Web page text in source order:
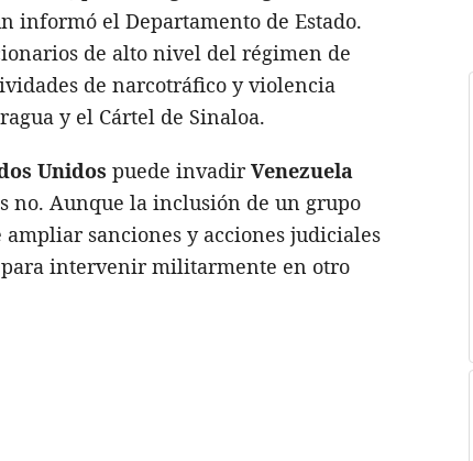
informó el Departamento de Estado.
de alto nivel del régimen de
de narcotráfico y violencia
y el Cártel de Sinaloa.
Unidos puede invadirVenezuela
no. Aunque la inclusión de un grupo
sanciones y acciones judiciales
intervenir militarmente en otro